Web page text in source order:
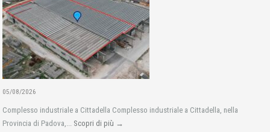
05/08/2026
Complesso industriale a Cittadella Complesso industriale a Cittadella, nella
Provincia di Padova,... Scopri di più →